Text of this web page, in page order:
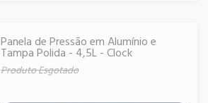
Panela de Pressão em Alumínio e
Tampa Polida - 4,5L - Clock
Produto Esgotado